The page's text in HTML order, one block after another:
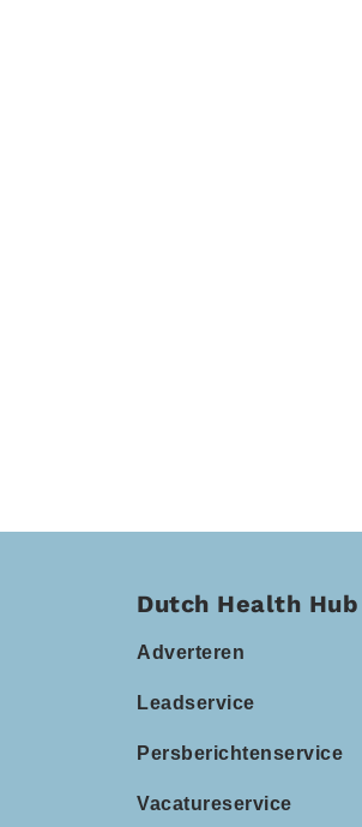
Dutch Health Hub
Adverteren
Leadservice
Persberichtenservice
Vacatureservice